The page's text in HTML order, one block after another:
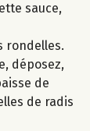
sauce,
rondelles.
déposez,
de
de radis